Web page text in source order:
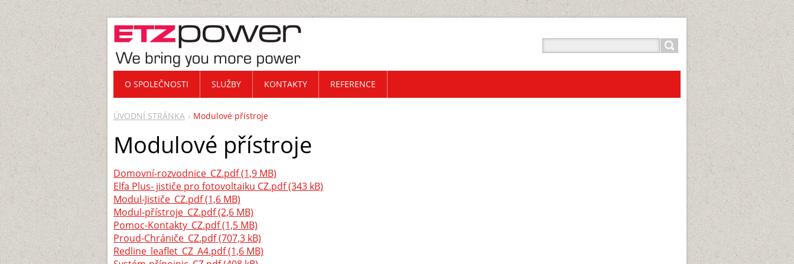
ÚVODNÍ STRÁNKA Modulové přístroje
Modulové přístroje
Domovní-rozvodnice_CZ.pdf (1,9 MB)
Elfa Plus- jističe pro fotovoltaiku CZ.pdf (343 kB)
Modul-Jističe_CZ.pdf (1,6 MB)
Modul-přístroje_CZ.pdf (2,6 MB)
Pomoc-Kontakty_CZ.pdf (1,5 MB)
Proud-Chrániče_CZ.pdf (707,3 kB)
Redline_leaflet_CZ_A4.pdf (1,6 MB)
O SPOLEČNOSTI SLUŽBY KONTAKTY REFERENCE